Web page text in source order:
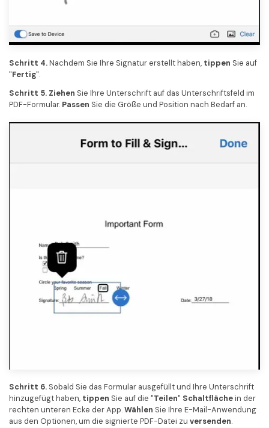
Schritt 4.Nachdem Sie Ihre Signatur erstellt haben, tippen Sie auf
"Fertig".
Schritt 5. Ziehen Sie Ihre Unterschrift auf das Unterschriftsfeld im
PDF-Formular. Passen Sie die Größe und Position nach Bedarf an.
Schritt 6. Sobald Sie das Formular ausgefüllt und Ihre Unterschrift
hinzugefügt haben, tippen Sie auf die "Teilen" Schaltflächein der
rechten unteren Ecke der App.Wählen Sie Ihre E-Mail-Anwendung
aus den Optionen, um die signierte PDF-Datei zu versenden.